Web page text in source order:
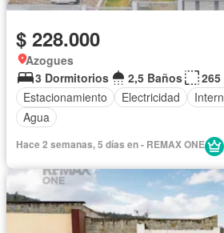
$ 228.000
Azogues
3 Dormitorios
2,5 Baños
265
Estacionamiento
Electricidad
Agua
Hace 2 semanas, 5 días en - REMAX ONE